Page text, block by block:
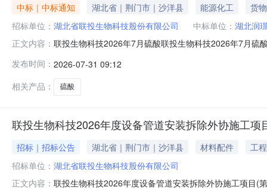
中标｜中标通知 湖北省｜荆门市｜沙洋县 能源化工
货物
招标单位： 湖北省联投生物科技股份有限公司 中标单位： 湖北润
正文内容： 联投生物科技2026年7月硫酸联投生物科技2026年7月硫
确认评审结果，现进行预成交结果公示。二、预成交结
（元）3738003
发布时间： 2026-07-31 09:12
相关产品：
硫酸
联投生物科技2026年度设备管道安装拆除外协施工项
招标｜招标公告 湖北省｜荆门市｜沙洋县 材料配件
工程
招标单位： 湖北省联投生物科技股份有限公司
正文内容： 联投生物科技2026年度设备管道安装拆除外协施工项目(